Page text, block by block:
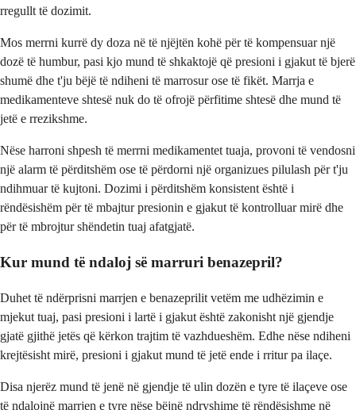
rregullt të dozimit.
Mos merrni kurrë dy doza në të njëjtën kohë për të kompensuar një
dozë të humbur, pasi kjo mund të shkaktojë që presioni i gjakut të bjerë
shumë dhe t'ju bëjë të ndiheni të marrosur ose të fikët. Marrja e
medikamenteve shtesë nuk do të ofrojë përfitime shtesë dhe mund të
jetë e rrezikshme.
Nëse harroni shpesh të merrni medikamentet tuaja, provoni të vendosni
një alarm të përditshëm ose të përdorni një organizues pilulash për t'ju
ndihmuar të kujtoni. Dozimi i përditshëm konsistent është i
rëndësishëm për të mbajtur presionin e gjakut të kontrolluar mirë dhe
për të mbrojtur shëndetin tuaj afatgjatë.
Kur mund të ndaloj së marruri benazepril?
Duhet të ndërprisni marrjen e benazeprilit vetëm me udhëzimin e
mjekut tuaj, pasi presioni i lartë i gjakut është zakonisht një gjendje
gjatë gjithë jetës që kërkon trajtim të vazhdueshëm. Edhe nëse ndiheni
krejtësisht mirë, presioni i gjakut mund të jetë ende i rritur pa ilaçe.
Disa njerëz mund të jenë në gjendje të ulin dozën e tyre të ilaçeve ose
të ndalojnë marrjen e tyre nëse bëjnë ndryshime të rëndësishme në